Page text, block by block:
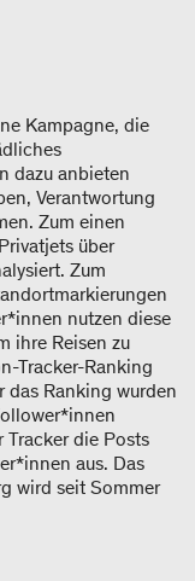
Kampagne, die
dazu anbieten
Verantwortung
Zum einen
über
Zum
nutzen diese
ihre Reisen zu
Tracker-Ranking
das Ranking wurden
die Posts
aus. Das
wird seit Sommer